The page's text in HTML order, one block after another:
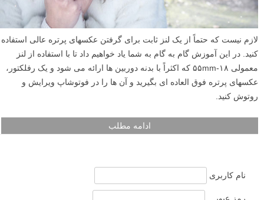
لازم نیست که حتماً از یک لنز ثابت برای گرفتن عکسهای پرتره عالی استفاده
کنید. در این آموزش گام به گام به شما یاد خواهیم داد تا با استفاده از لنز
معمولی ۱۸-۵۵mm که اکثراً با بدنه دوربین ها ارائه می شود و یک رفلکتور،
عکسهای پرتره فوق العاده ای بگیرید و آن ها را در فوتوشاپ ویرایش و
روتوش کنید.
ادامه مطلب
نام کاربری